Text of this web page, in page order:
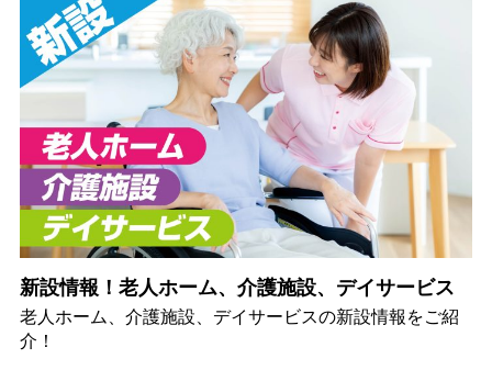
新設情報！老人ホーム、介護施設、デイサービス
老人ホーム、介護施設、デイサービスの新設情報をご紹
介！